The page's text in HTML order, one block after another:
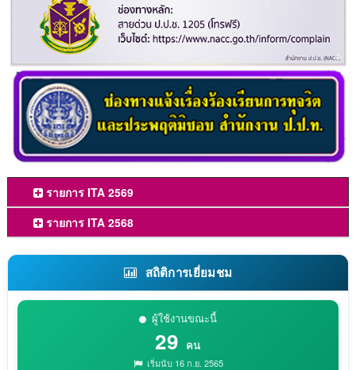
รายการ ITA 2569
รายการ ITA 2568
สถิติการเยี่ยมชม
ผู้ใช้งานขณะนี้
29 คน
เริ่มนับ 16 ก.ย. 2565